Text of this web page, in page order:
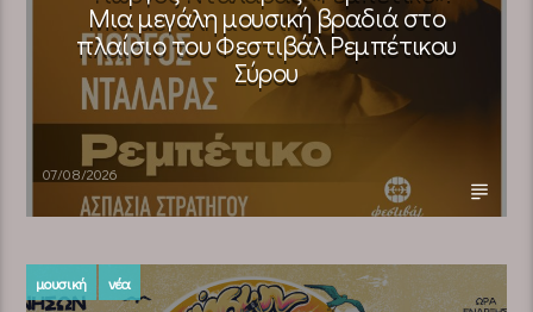
Μια μεγάλη μουσική βραδιά στο
πλαίσιο του Φεστιβάλ Ρεμπέτικου
Σύρου
07/08/2026
μουσική νέα